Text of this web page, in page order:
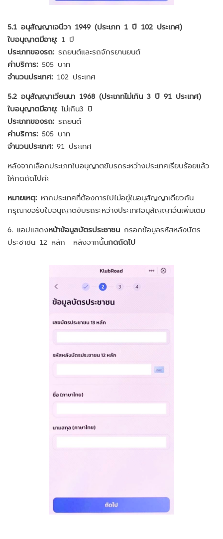
5.1 อนุสัญญาเจนีวา 1949 (ประเภท 1 ปี 102 ประเทศ)
ใบอนุญาตมีอายุ: 1 ปี
ประเภทของรถ: รถยนต์และรถจักรยานยนต์
ค่าบริการ: 505 บาท
จำนวนประเทศ: 102 ประเทศ
5.2 อนุสัญญาเวียนนา 1968 (ประเภทไม่เกิน 3 ปี 91 ประเทศ)
ใบอนุญาตมีอายุ: ไม่เกิน3 ปี
ประเภทของรถ: รถยนต์
ค่าบริการ: 505 บาท
จำนวนประเทศ: 91 ประเทศ
หลังจากเลือกประเภทใบอนุญาตขับรถระหว่างประเทศเรียบร้อยแล้ว
ให้กดถัดไปค่ะ
หมายเหตุ: หากประเทศที่ต้องการไปไม่อยู่ในอนุสัญญาเดียวกัน
กรุณาขอรับใบอนุญาตขับรถระหว่างประเทศอนุสัญญาอื่นเพิ่มเติม
6. แอปแสดงหน้าข้อมูลบัตรประชาชน กรอกข้อมูลรหัสหลังบัตร
ประชาชน 12 หลัก หลังจากนั้นกดถัดไป